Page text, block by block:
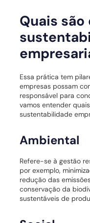
Quais
Essa prática tem
empresas possam
responsável para
vamos entender
sustentabilidade
Ambiental
Refere-se à gestão
por exemplo,
redução das
conservação da
sustentáveis de